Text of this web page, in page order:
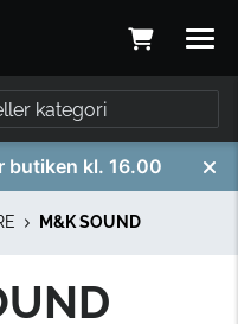
butiken kl. 16.00
M&K SOUND